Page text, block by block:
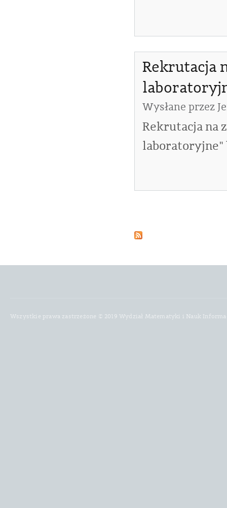
Rekrutacja
Wysłane przez
Rekrutacja na
laboratoryjne"
Wszystkie prawa zastrzeżone © 2019 Wydział Matematyki i Nauk